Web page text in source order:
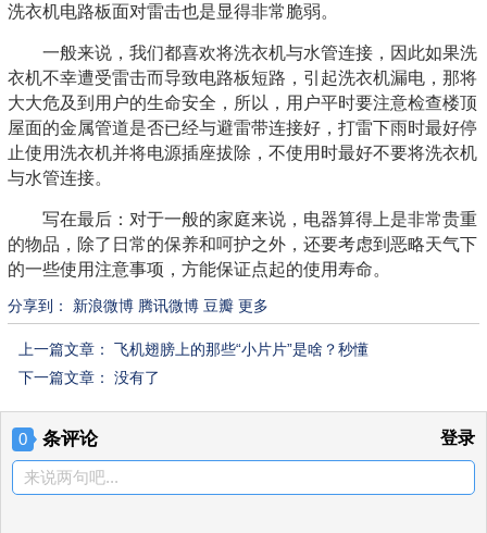
洗衣机电路板面对雷击也是显得非常脆弱。
一般来说，我们都喜欢将洗衣机与水管连接，因此如果洗
衣机不幸遭受雷击而导致电路板短路，引起洗衣机漏电，那将
大大危及到用户的生命安全，所以，用户平时要注意检查楼顶
屋面的金属管道是否已经与避雷带连接好，打雷下雨时最好停
止使用洗衣机并将电源插座拔除，不使用时最好不要将洗衣机
与水管连接。
写在最后：对于一般的家庭来说，电器算得上是非常贵重
的物品，除了日常的保养和呵护之外，还要考虑到恶略天气下
的一些使用注意事项，方能保证点起的使用寿命。
分享到： 新浪微博 腾讯微博 豆瓣 更多
上一篇文章： 飞机翅膀上的那些“小片片”是啥？秒懂
下一篇文章： 没有了
0 条评论 登录
来说两句吧...